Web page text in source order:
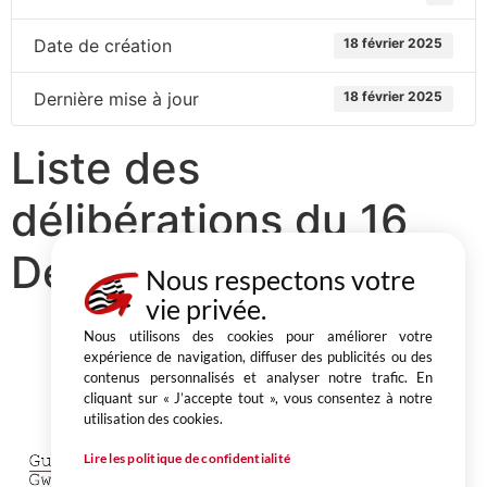
Date de création 18 février 2025
Dernière mise à jour 18 février 2025
Liste des
délibérations du 16
Décembre 2024
Partager
BP 50 543 22205 Guingamp cedex
Nous respectons votre
vie privée.
Nous utilisons des cookies pour améliorer votre
expérience de navigation, diffuser des publicités ou des
contenus personnalisés et analyser notre trafic. En
cliquant sur « J’accepte tout », vous consentez à notre
utilisation des cookies.
Lire les politique de confidentialité